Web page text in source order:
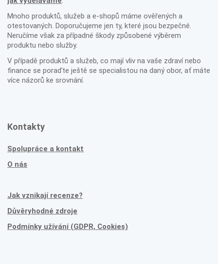
Mnoho produktů, služeb a e-shopů máme ověřených a
otestovaných. Doporučujeme jen ty, které jsou bezpečné.
Neručíme však za případné škody způsobené výběrem
produktu nebo služby.
V případě produktů a služeb, co mají vliv na vaše zdraví nebo
finance se poraďte ještě se specialistou na daný obor, ať máte
více názorů ke srovnání.
Kontakty
Spolupráce a kontakt
O nás
Jak vznikají recenze?
Důvěryhodné zdroje
Podmínky užívání (GDPR, Cookies)